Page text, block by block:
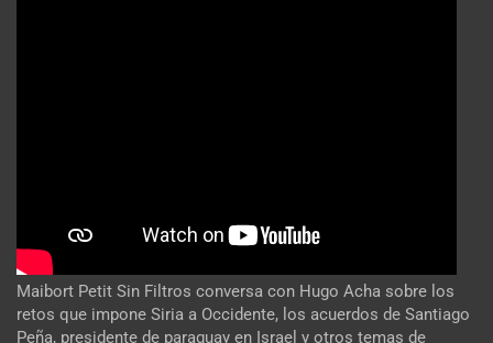
Maibort Petit Sin Filtros conversa con Hugo Acha sobre los
retos que impone Siria a Occidente, los acuerdos de Santiago
Peña, presidente de paraguay en Israel y otros temas de